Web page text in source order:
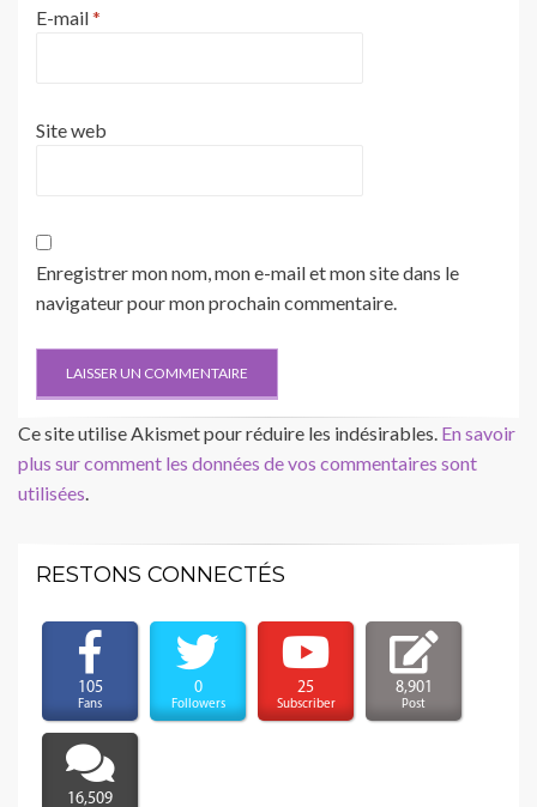
E-mail*
Site web
Enregistrer mon nom, mon e-mail et mon site dans le
navigateur pour mon prochain commentaire.
Ce site utilise Akismet pour réduire les indésirables. En savoir
plus sur comment les données de vos commentaires sont
utilisées.
RESTONS CONNECTÉS
105
Fans
0
Followers
25
Subscriber
8,901
Post
16,509